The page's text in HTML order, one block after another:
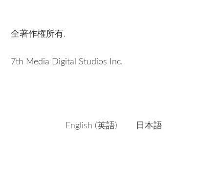
全著作権所有.
7th Media Digital Studios Inc.
English (英語) 日本語